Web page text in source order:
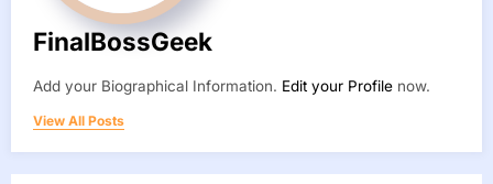
FinalBossGeek
Add your Biographical Information. Edit your Profile now.
View All Posts